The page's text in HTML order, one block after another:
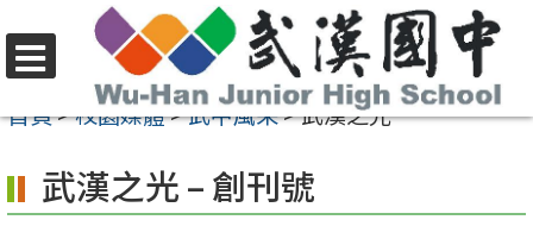
至
內
容
選
單
首頁>校園媒體>武中風采>武漢之光
武漢之光 – 創刊號